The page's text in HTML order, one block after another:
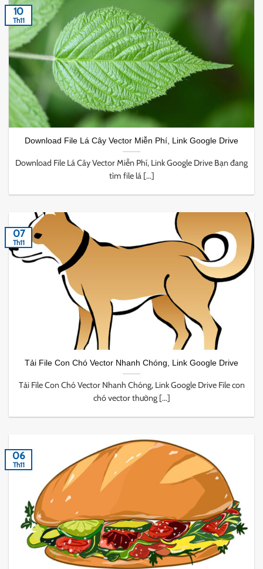
Download File Lá Cây Vector Miễn Phí, Link Google Drive
Download File Lá Cây Vector Miễn Phí, Link Google Drive Bạn đang
tìm file lá [...]
10
Th11
Tải File Con Chó Vector Nhanh Chóng, Link Google Drive
Tải File Con Chó Vector Nhanh Chóng, Link Google Drive File con
chó vector thường [...]
07
Th11
06
Th11